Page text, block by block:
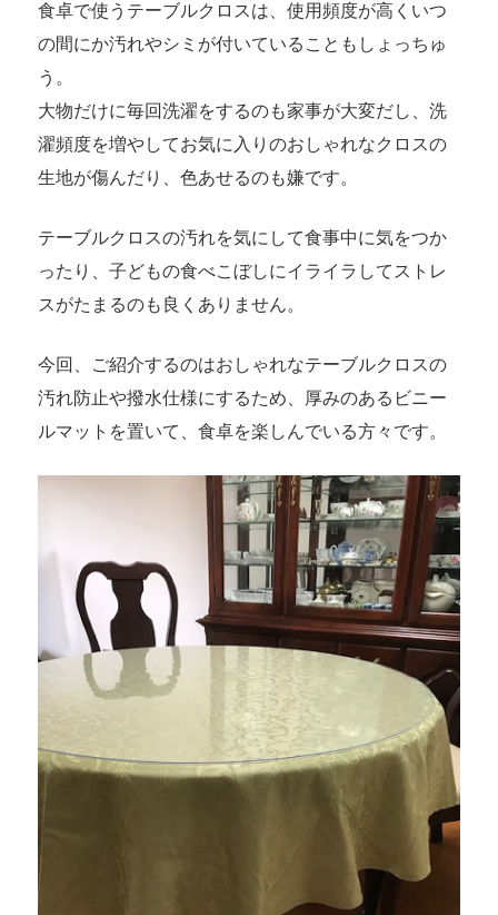
食卓で使うテーブルクロスは、使用頻度が高くいつ
の間にか汚れやシミが付いていることもしょっちゅ
う。
大物だけに毎回洗濯をするのも家事が大変だし、洗
濯頻度を増やしてお気に入りのおしゃれなクロスの
生地が傷んだり、色あせるのも嫌です。
テーブルクロスの汚れを気にして食事中に気をつか
ったり、子どもの食べこぼしにイライラしてストレ
スがたまるのも良くありません。
今回、ご紹介するのはおしゃれなテーブルクロスの
汚れ防止や撥水仕様にするため、厚みのあるビニー
ルマットを置いて、食卓を楽しんでいる方々です。